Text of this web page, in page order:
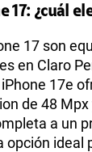
17: ¿cuál
17 son
en Claro
17e
de 48 Mpx
a un
opción ideal